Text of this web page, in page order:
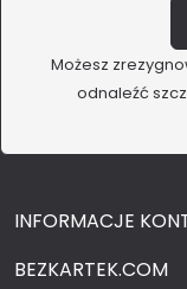
Możesz
odnaleźć
INFORMACJE
BEZKARTEK.COM